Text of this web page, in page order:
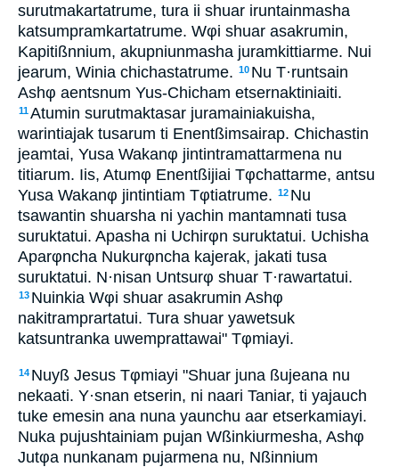
surutmakartatrume, tura ii shuar iruntainmasha
katsumpramkartatrume. Wφi shuar asakrumin,
Kapitißnnium, akupniunmasha juramkittiarme. Nui
jearum, Winia chichastatrume. 10 Nu T·runtsain
Ashφ aentsnum Yus-Chicham etsernaktiniaiti.
11Atumin surutmaktasar juramainiakuisha,
warintiajak tusarum ti Enentßimsairap. Chichastin
jeamtai, Yusa Wakanφ jintintramattarmena nu
titiarum. Iis, Atumφ Enentßijiai Tφchattarme, antsu
Yusa Wakanφ jintintiam Tφtiatrume. 12 Nu
tsawantin shuarsha ni yachin mantamnati tusa
suruktatui. Apasha ni Uchirφn suruktatui. Uchisha
Aparφncha Nukurφncha kajerak, jakati tusa
suruktatui. N·nisan Untsurφ shuar T·rawartatui.
13 Nuinkia Wφi shuar asakrumin Ashφ
nakitramprartatui. Tura shuar yawetsuk
katsuntranka uwemprattawai" Tφmiayi.
14 Nuyß Jesus Tφmiayi "Shuar juna ßujeana nu
nekaati. Y·snan etserin, ni naari Taniar, ti yajauch
tuke emesin ana nuna yaunchu aar etserkamiayi.
Nuka pujushtainiam pujan Wßinkiurmesha, Ashφ
Jutφa nunkanam pujarmena nu, Nßinnium